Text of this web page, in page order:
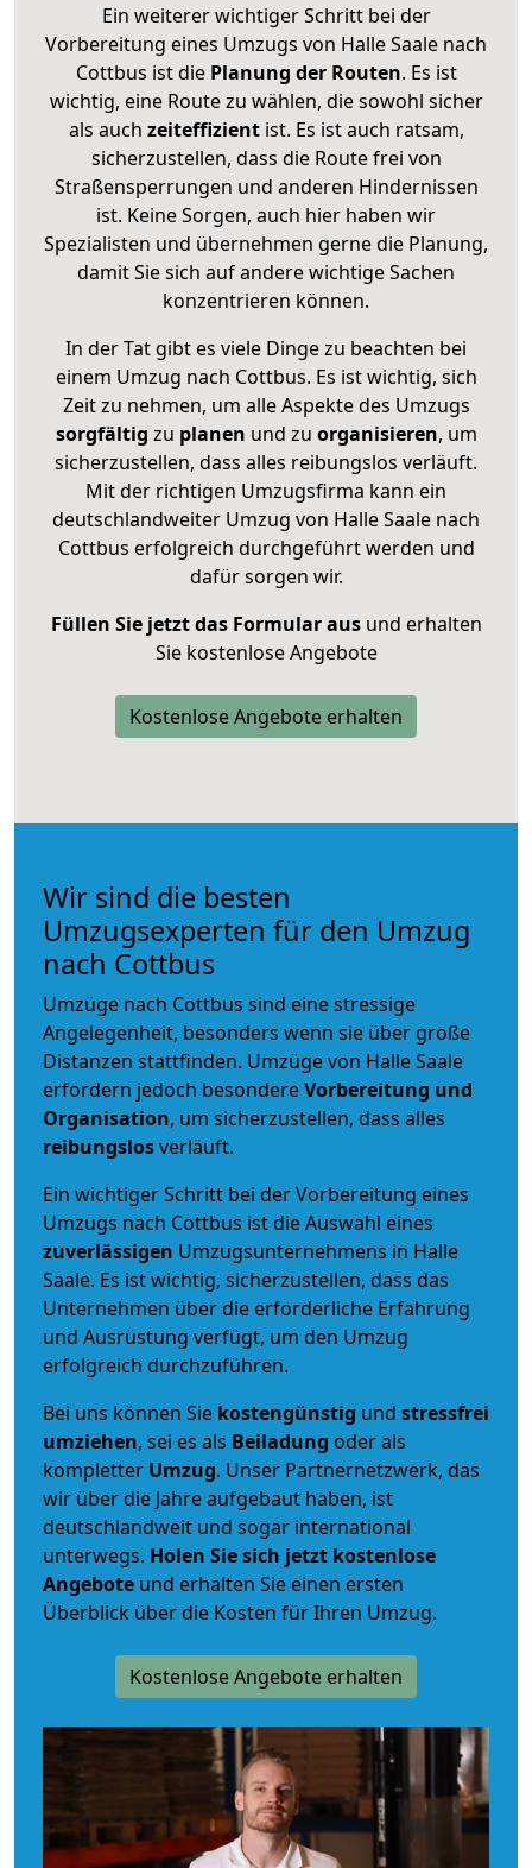
Ein weiterer wichtiger Schritt bei der
Vorbereitung eines Umzugs von Halle Saale nach
Cottbus ist diePlanung der Routen. Es ist
wichtig, eine Route zu wählen, die sowohl sicher
als auch zeiteffizientist. Es ist auch ratsam,
sicherzustellen, dass die Route frei von
Straßensperrungen und anderen Hindernissen
ist. Keine Sorgen, auch hier haben wir
Spezialisten und übernehmen gerne die Planung,
damit Sie sich auf andere wichtige Sachen
konzentrieren können.
In der Tat gibt es viele Dinge zu beachten bei
einem Umzug nach Cottbus. Es ist wichtig, sich
Zeit zu nehmen, um alle Aspekte des Umzugs
sorgfältig zu planen und zu organisieren, um
sicherzustellen, dass alles reibungslos verläuft.
Mit der richtigen Umzugsfirma kann ein
deutschlandweiter Umzug von Halle Saale nach
Cottbus erfolgreich durchgeführt werden und
dafür sorgen wir.
Füllen Sie jetzt das Formular ausund erhalten
Sie kostenlose Angebote
Kostenlose Angebote erhalten
Wir sind die besten
Umzugsexperten für den Umzug
nach Cottbus
Umzüge nach Cottbus sind eine stressige
Angelegenheit, besonders wenn sie über große
Distanzen stattfinden. Umzüge von Halle Saale
erfordern jedoch besondereVorbereitung und
Organisation, um sicherzustellen, dass alles
reibungslosverläuft.
Ein wichtiger Schritt bei der Vorbereitung eines
Umzugs nach Cottbus ist die Auswahl eines
zuverlässigen Umzugsunternehmens in Halle
Saale. Es ist wichtig, sicherzustellen, dass das
Unternehmen über die erforderliche Erfahrung
und Ausrüstung verfügt, um den Umzug
erfolgreich durchzuführen.
Bei uns können Sie kostengünstig und stressfrei
umziehen, sei es als Beiladung oder als
kompletter Umzug. Unser Partnernetzwerk, das
wir über die Jahre aufgebaut haben, ist
deutschlandweit und sogar international
unterwegs. Holen Sie sich jetzt kostenlose
Angebote und erhalten Sie einen ersten
Überblick über die Kosten für Ihren Umzug.
Kostenlose Angebote erhalten